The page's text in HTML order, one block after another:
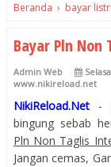
Beranda › bayar
Bayar Pln
Admin Web
www.nikireload.net
NikiReload.Net -
bingung sebab
Pln Non Taglis
Jangan cemas,